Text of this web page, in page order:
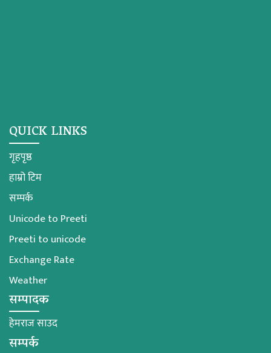
QUICK LINKS
गृहपृष्ठ
हाम्रो टिम
सम्पर्क
Unicode to Preeti
Preeti to unicode
Exchange Rate
Weather
सम्पादक
हेमराज साउद
सम्पर्क